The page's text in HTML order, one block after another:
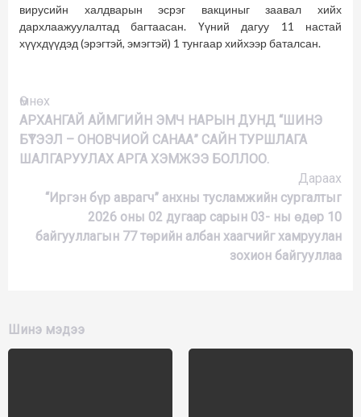
вирусийн халдварын эсрэг вакциныг заавал хийх
дархлаажуулалтад багтаасан. Үүний дагуу 11 настай
хүүхдүүдэд (эрэгтэй, эмэгтэй) 1 тунгаар хийхээр баталсан.
Үргэлжлүүлэх
Өмнөх
АРХАНГАЙ АЙМГИЙН ЭМЧ НАРЫН ДУНД “ШИНЭ
БҮТЭЭЛ – ОНОВЧИОЙ САНАА” САЙН ТУРШЛАГА
ШАЛГАРУУЛАХ АРГА ХЭМЖЭЭ БОЛЛОО.
Дараах
“Иргэн бүр аврагч” анхны тусламжийн сургалтыг
2026 оны 02 дугаар сарын 03- ны өдөр 10
байгууллагын 77 төрийн албан хаагчийг хамруулан
зохион байгууллаа
Шинэ мэдээ